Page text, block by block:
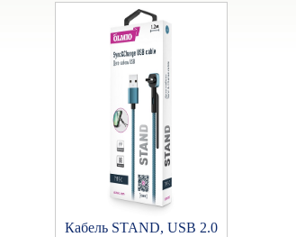
Кабель STAND, USB 2.0